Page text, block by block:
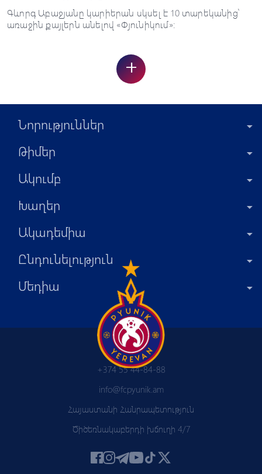
Գևորգ Աբաջյանը կարիերան սկսել է 10 տարեկանից՝
առաջին քայլերն անելով «Փյունիկում»:
+
Նորություններ
Թիմեր
Ակումբ
Խաղեր
Ակադեմիա
Ընդունելություն
Մեդիա
+374 55 44-84-88
info@fcpyunik.am
Հայաստանի Հանրապետություն
Ծիծեռնակաբերդի խճուղի 4/7